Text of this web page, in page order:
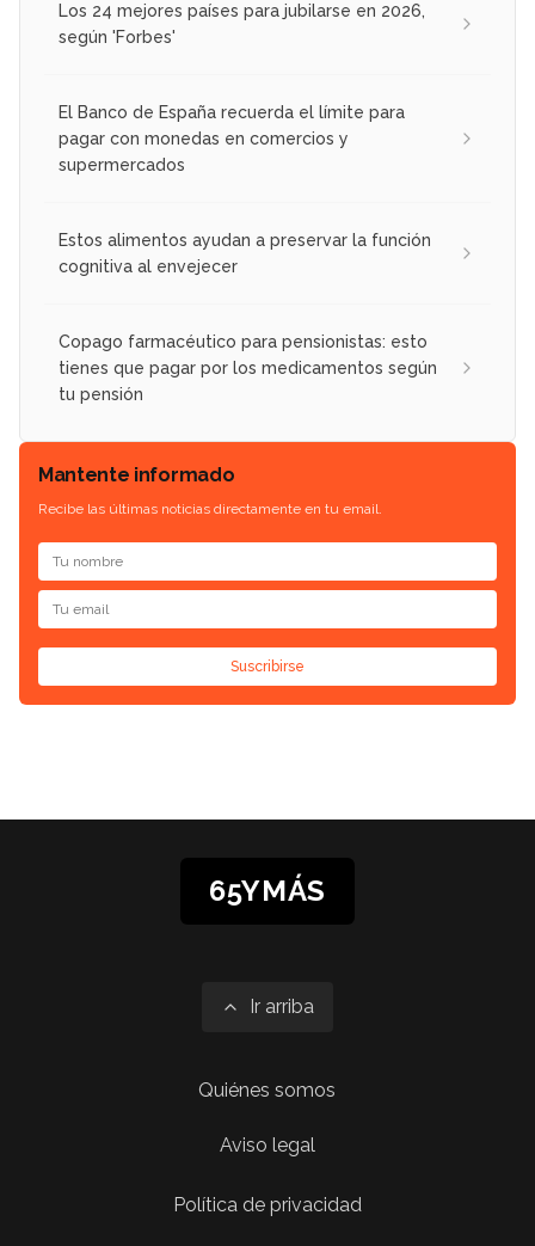
Los 24 mejores países para jubilarse en 2026,
según 'Forbes'
El Banco de España recuerda el límite para
pagar con monedas en comercios y
supermercados
Estos alimentos ayudan a preservar la función
cognitiva al envejecer
Copago farmacéutico para pensionistas: esto
tienes que pagar por los medicamentos según
tu pensión
Mantente informado
Recibe las últimas noticias directamente en tu email.
Suscribirse
65YMÁS
Ir arriba
Quiénes somos
Aviso legal
Política de privacidad